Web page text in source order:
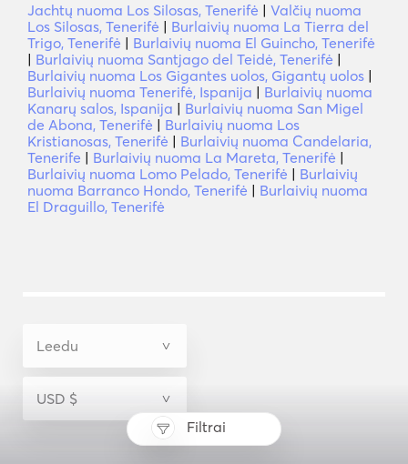
Filtrai
Jachtų nuoma Los Silosas, Tenerifė | Valčių nuoma
Los Silosas, Tenerifė | Burlaivių nuoma La Tierra del
Trigo, Tenerifė | Burlaivių nuoma El Guincho, Tenerifė
| Burlaivių nuoma Santjago del Teidė, Tenerifė |
Burlaivių nuoma Los Gigantes uolos, Gigantų uolos |
Burlaivių nuoma Tenerifė, Ispanija | Burlaivių nuoma
Kanarų salos, Ispanija | Burlaivių nuoma San Migel
de Abona, Tenerifė | Burlaivių nuoma Los
Kristianosas, Tenerifė | Burlaivių nuoma Candelaria,
Tenerife | Burlaivių nuoma La Mareta, Tenerifė |
Burlaivių nuoma Lomo Pelado, Tenerifė | Burlaivių
nuoma Barranco Hondo, Tenerifė | Burlaivių nuoma
El Draguillo, Tenerifė